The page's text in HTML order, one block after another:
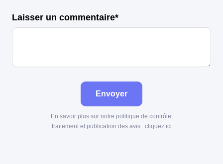
Laisser un commentaire*
Envoyer
En savoir plus sur notre politique de contrôle,
traitement et publication des avis : cliquez ici